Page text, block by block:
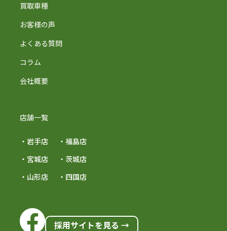
買取車種
お客様の声
よくある質問
コラム
会社概要
店舗一覧
・岩手店
・宮城店
・山形店
・福島店
・茨城店
・四国店
採用サイトを見る →